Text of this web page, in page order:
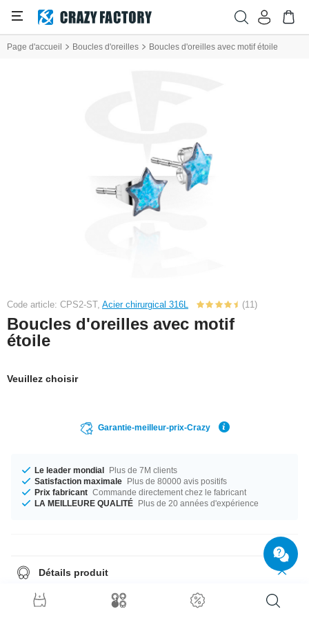
Page d'accueil Boucles d'oreilles Boucles d'oreilles avec motif étoile
Code article: CPS2-ST, Acier chirurgical 316L (11)
Boucles d'oreilles avec motif
étoile
Veuillez choisir
Garantie-meilleur-prix-Crazy
Le leader mondial Plus de 7M clients
Satisfaction maximale Plus de 80000 avis positifs
Prix fabricant Commande directement chez le fabricant
LA MEILLEURE QUALITÉ Plus de 20 années d'expérience
Détails produit
Les studs d'oreilles sont toujours envoyés par paires, donc il suffit de
choisir quantité = 1 pour recevoir une paire.